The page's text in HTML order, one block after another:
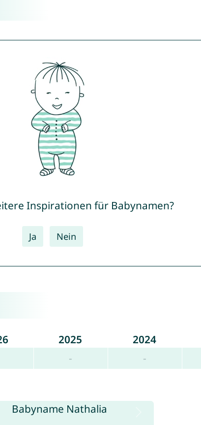
Inspirationen für Babynamen?
Ja Nein
2025 2024
- -